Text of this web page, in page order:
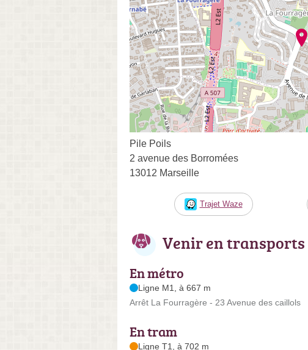
Pile Poils
2 avenue des Borromées
13012 Marseille
Trajet Waze
Venir en transports
En métro
Ligne M1, à 667 m
Arrêt La Fourragère - 23 Avenue des caillols
En tram
Ligne T1, à 702 m